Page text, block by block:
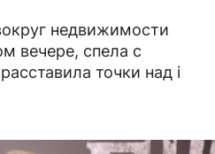
недвижимости
вечере, спела с
точки над i